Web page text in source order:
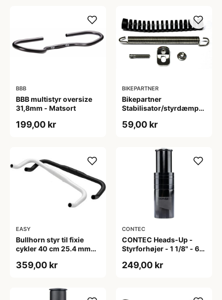
BBB
BBB multistyr oversize
31,8mm - Matsort
199,00 kr
BIKEPARTNER
Bikepartner
Stabilisator/styrdæmper
59,00 kr
EASY
Bullhorn styr til fixie
cykler 40 cm 25.4 mm
359,00 kr
CONTEC
CONTEC Heads-Up -
Styrforhøjer - 1 1/8" - 67
249,00 kr